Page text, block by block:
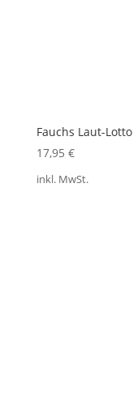
Fauchs Laut-Lotto
17,95 €
inkl. MwSt.